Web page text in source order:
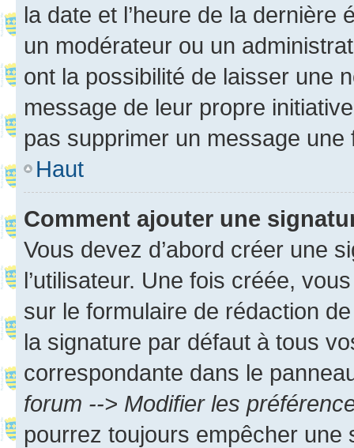
la date et l’heure de la dernière
un modérateur ou un
ont la possibilité de laisser une
message de leur propre
pas supprimer un message une
Haut
Comment ajouter une
Vous devez d’abord créer une
l’utilisateur. Une fois créée,
sur le formulaire de rédaction
la signature par défaut à tous
correspondante dans le
forum --> Modifier les
pourrez toujours empêcher une